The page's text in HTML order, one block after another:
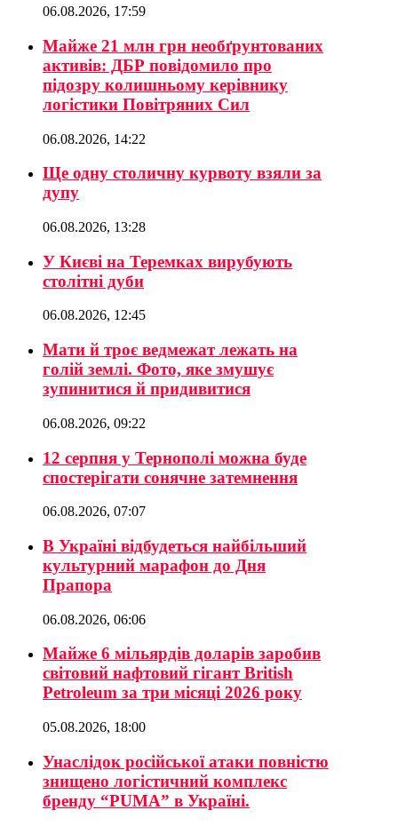
06.08.2026, 17:59
Майже 21 млн грн необґрунтованих
активів: ДБР повідомило про
підозру колишньому керівнику
логістики Повітряних Сил
06.08.2026, 14:22
Ще одну столичну курвоту взяли за
дупу
06.08.2026, 13:28
У Києві на Теремках вирубують
столітні дуби
06.08.2026, 12:45
Мати й троє ведмежат лежать на
голій землі. Фото, яке змушує
зупинитися й придивитися
06.08.2026, 09:22
12 серпня у Тернополі можна буде
спостерігати сонячне затемнення
06.08.2026, 07:07
В Україні відбудеться найбільший
культурний марафон до Дня
Прапора
06.08.2026, 06:06
Майже 6 мільярдів доларів заробив
світовий нафтовий гігант British
Petroleum за три місяці 2026 року
05.08.2026, 18:00
Унаслідок російської атаки повністю
знищено логістичний комплекс
бренду “PUMA” в Україні.